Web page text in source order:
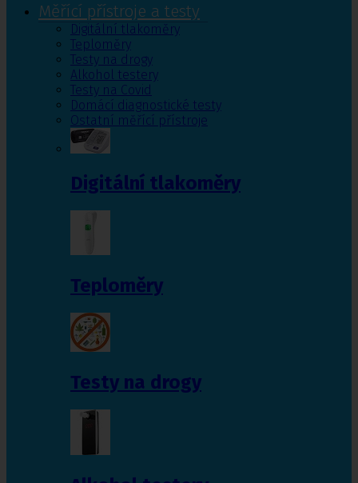
Měřící přístroje a testy
Digitální tlakoměry
Teploměry
Testy na drogy
Alkohol testery
Testy na Covid
Domácí diagnostické testy
Ostatní měřící přístroje
Digitální tlakoměry
Teploměry
Testy na drogy